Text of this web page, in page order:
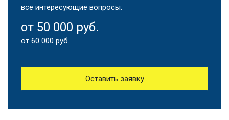
все интересующие вопросы.
от 50 000 руб.
от 60 000 руб.
Оставить заявку